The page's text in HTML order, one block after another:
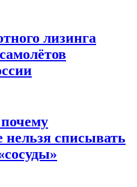
лизинга
нельзя списывать